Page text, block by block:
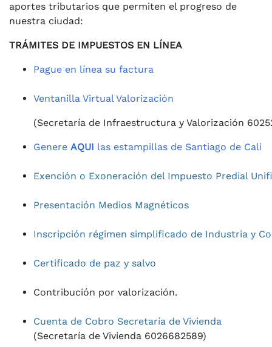
aportes tributarios que permiten el progreso de
nuestra ciudad:
TRÁMITES DE IMPUESTOS EN LÍNEA
Pague en línea su factura
Ventanilla Virtual Valorización
(Secretaría de Infraestructura y Valorización
Genere AQUI las estampillas de Santiago de Cali
Exención o Exoneración del Impuesto Predial
Presentación Medios Magnéticos
Inscripción régimen simplificado de Industria y
Certificado de paz y salvo
Contribución por valorización.
Cuenta de Cobro Secretaría de Vivienda
(Secretaría de Vivienda 6026682589)